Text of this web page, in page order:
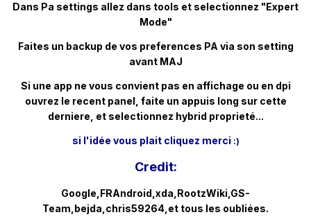
Dans Pa settings allez dans tools et selectionnez "Expert
Mode"
Faites un backup de vos preferences PA via son setting
avant MAJ
Si une app ne vous convient pas en affichage ou en dpi
ouvrez le recent panel, faite un appuis long sur cette
derniere, et selectionnez hybrid proprieté...
si l'idée vous plait cliquez merci :)
Credit:
Google,FRAndroid,xda,RootzWiki,GS-
Team,bejda,chris59264,et tous les oubliées.